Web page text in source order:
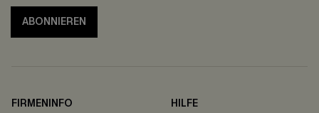
ABONNIEREN
FIRMENINFO
HILFE